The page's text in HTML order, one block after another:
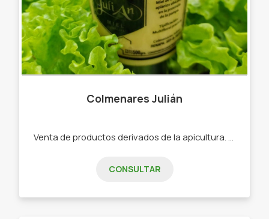
Colmenares Julián
CONSULTAR